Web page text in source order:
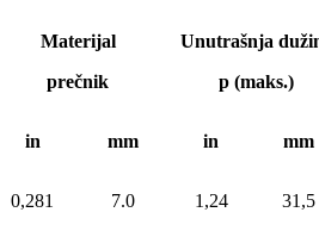
Materijal
prečnik
Unutrašnja
p (maks.)
in mm in mm
0,281 7.0 1,24 31,5